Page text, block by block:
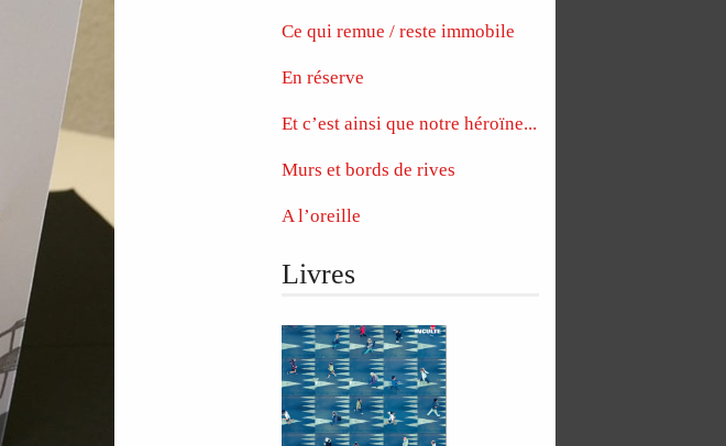
Ce qui remue / reste immobile
En réserve
Et c’est ainsi que notre héroïne...
Murs et bords de rives
A l’oreille
Livres